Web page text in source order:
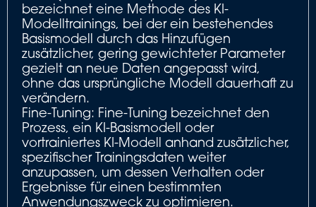
bezeichnet eine Methode des KI-
Modelltrainings, bei der ein bestehendes
Basismodell durch das Hinzufügen
zusätzlicher, gering gewichteter Parameter
gezielt an neue Daten angepasst wird,
ohne das ursprüngliche Modell dauerhaft zu
verändern.
Fine-Tuning: Fine-Tuning bezeichnet den
Prozess, ein KI-Basismodell oder
vortrainiertes KI-Modell anhand zusätzlicher,
spezifischer Trainingsdaten weiter
anzupassen, um dessen Verhalten oder
Ergebnisse für einen bestimmten
Anwendungszweck zu optimieren.